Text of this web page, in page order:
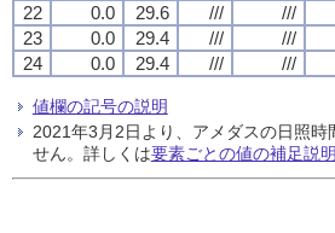
22
0.0 29.6 /// ///
23
0.0 29.4 /// ///
24
0.0 29.4 /// ///
値欄の記号の説明
2021年3月2日より、アメダスの日照
せん。詳しくは要素ごとの値の補足説明